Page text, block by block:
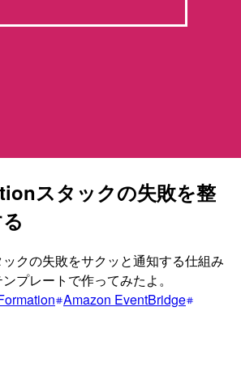
スタックの失敗を整
クの失敗をサクッと通知する仕組み
プレートで作ってみたよ。
Amazon EventBridge